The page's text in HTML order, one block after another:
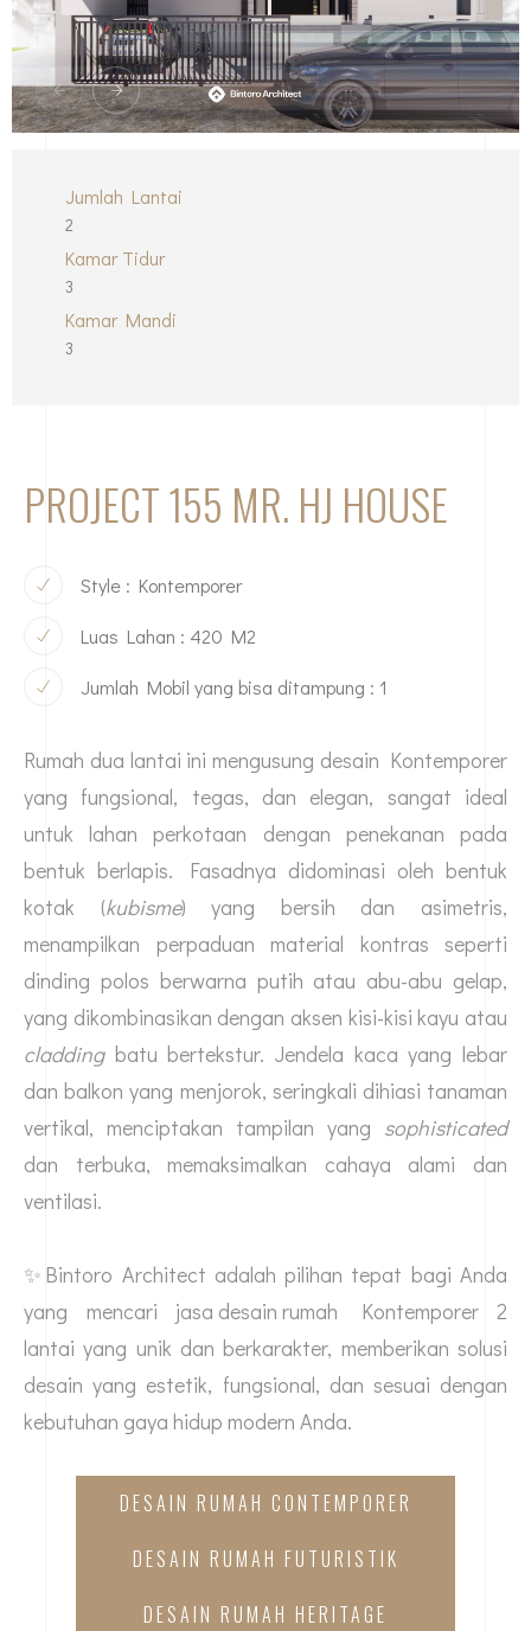
Jumlah Lantai
2
Kamar Tidur
3
Kamar Mandi
3
PROJECT 155 MR. HJ HOUSE
Style : Kontemporer
Luas Lahan : 420 M2
Jumlah Mobil yang bisa ditampung : 1
Rumah dua lantai ini mengusung desain Kontemporer
yang fungsional, tegas, dan elegan, sangat ideal
untuk lahan perkotaan dengan penekanan pada
bentuk berlapis. Fasadnya didominasi oleh bentuk
kotak (kubisme) yang bersih dan asimetris,
menampilkan perpaduan material kontras seperti
dinding polos berwarna putih atau abu-abu gelap,
yang dikombinasikan dengan aksen kisi-kisi kayu atau
claddingbatu bertekstur. Jendela kaca yang lebar
dan balkon yang menjorok, seringkali dihiasi tanaman
vertikal, menciptakan tampilan yang sophisticated
dan terbuka, memaksimalkan cahaya alami dan
ventilasi.
✨Bintoro Architect adalah pilihan tepat bagi Anda
yang mencari jasa desain rumah Kontemporer 2
lantai yang unik dan berkarakter, memberikan solusi
desain yang estetik, fungsional, dan sesuai dengan
kebutuhan gaya hidup modern Anda.
DESAIN RUMAH CONTEMPORER
DESAIN RUMAH FUTURISTIK
DESAIN RUMAH HERITAGE